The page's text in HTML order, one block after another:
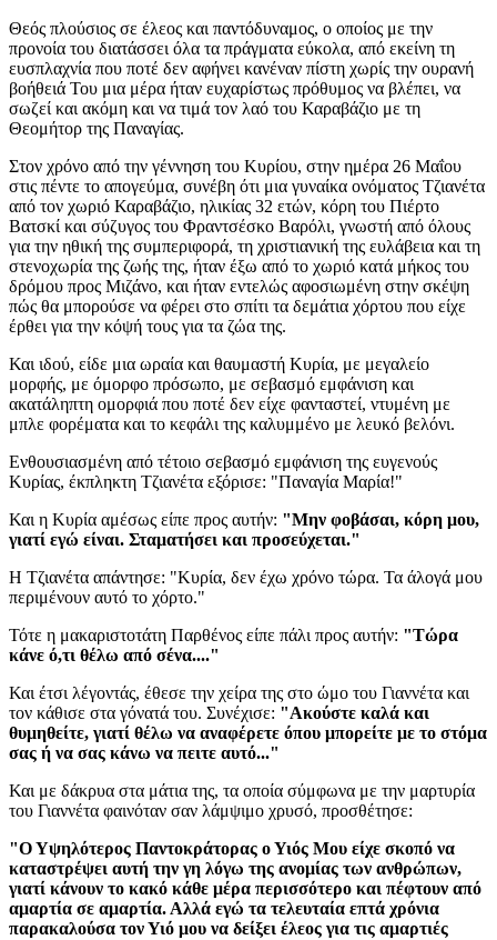
Θεός πλούσιος σε έλεος και παντόδυναμος, ο οποίος με την
προνοία του διατάσσει όλα τα πράγματα εύκολα, από εκείνη τη
ευσπλαχνία που ποτέ δεν αφήνει κανέναν πίστη χωρίς την ουρανή
βοήθειά Του μια μέρα ήταν ευχαρίστως πρόθυμος να βλέπει, να
σωζεί και ακόμη και να τιμά τον λαό του Καραβάζιο με τη
Θεομήτορ της Παναγίας.
Στον χρόνο από την γέννηση του Κυρίου, στην ημέρα 26 Μαΐου
στις πέντε το απογεύμα, συνέβη ότι μια γυναίκα ονόματος Τζιανέτα
από τον χωριό Καραβάζιο, ηλικίας 32 ετών, κόρη του Πιέρτο
Βατσκί και σύζυγος του Φραντσέσκο Βαρόλι, γνωστή από όλους
για την ηθική της συμπεριφορά, τη χριστιανική της ευλάβεια και τη
στενοχωρία της ζωής της, ήταν έξω από το χωριό κατά μήκος του
δρόμου προς Μιζάνο, και ήταν εντελώς αφοσιωμένη στην σκέψη
πώς θα μπορούσε να φέρει στο σπίτι τα δεμάτια χόρτου που είχε
έρθει για την κόψή τους για τα ζώα της.
Και ιδού, είδε μια ωραία και θαυμαστή Κυρία, με μεγαλείο
μορφής, με όμορφο πρόσωπο, με σεβασμό εμφάνιση και
ακατάληπτη ομορφιά που ποτέ δεν είχε φανταστεί, ντυμένη με
μπλε φορέματα και το κεφάλι της καλυμμένο με λευκό βελόνι.
Ενθουσιασμένη από τέτοιο σεβασμό εμφάνιση της ευγενούς
Κυρίας, έκπληκτη Τζιανέτα εξόρισε: "Παναγία Μαρία!"
Και η Κυρία αμέσως είπε προς αυτήν: "Μην φοβάσαι, κόρη μου,
γιατί εγώ είναι. Σταματήσει και προσεύχεται."
Η Τζιανέτα απάντησε: "Κυρία, δεν έχω χρόνο τώρα. Τα άλογά μου
περιμένουν αυτό το χόρτο."
Τότε η μακαριστοτάτη Παρθένος είπε πάλι προς αυτήν: "Τώρα
κάνε ό,τι θέλω από σένα...."
Και έτσι λέγοντάς, έθεσε την χείρα της στο ώμο του Γιαννέτα και
τον κάθισε στα γόνατά του. Συνέχισε: "Ακούστε καλά και
θυμηθείτε, γιατί θέλω να αναφέρετε όπου μπορείτε με το στόμα
σας ή να σας κάνω να πειτε αυτό..."
Και με δάκρυα στα μάτια της, τα οποία σύμφωνα με την μαρτυρία
του Γιαννέτα φαινόταν σαν λάμψιμο χρυσό, προσθέτησε:
"Ο Υψηλότερος Παντοκράτορας ο Υιός Μου είχε σκοπό να
καταστρέψει αυτή την γη λόγω της ανομίας των ανθρώπων,
γιατί κάνουν το κακό κάθε μέρα περισσότερο και πέφτουν από
αμαρτία σε αμαρτία. Αλλά εγώ τα τελευταία επτά χρόνια
παρακαλούσα τον Υιό μου να δείξει έλεος για τις αμαρτιές